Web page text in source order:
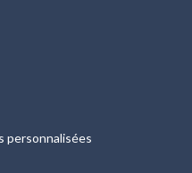
personnalisées